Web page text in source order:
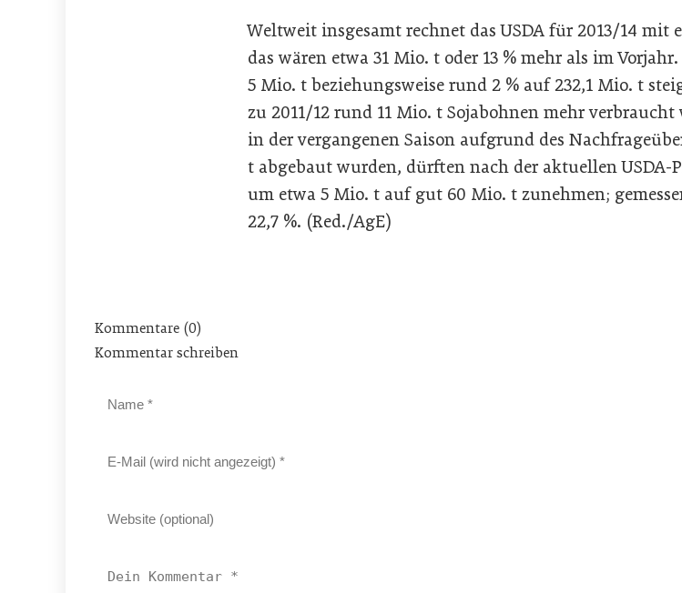
Weltweit insgesamt rechnet das USDA für 2013/14 mit
das wären etwa 31 Mio. t oder 13 % mehr als im
5 Mio. t beziehungsweise rund 2 % auf 232,1 Mio. t
zu 2011/12 rund 11 Mio. t Sojabohnen mehr
in der vergangenen Saison aufgrund des
t abgebaut wurden, dürften nach der aktuellen USDA-
um etwa 5 Mio. t auf gut 60 Mio. t zunehmen;
22,7 %. (Red./AgE)
Kommentare (0)
Kommentar schreiben